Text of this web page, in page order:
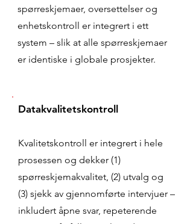
spørreskjemaer, oversettelser og
enhetskontroll er integrert i ett
system – slik at alle spørreskjemaer
er identiske i globale prosjekter.
Datakvalitetskontroll
Kvalitetskontroll er integrert i hele
prosessen og dekker (1)
spørreskjemakvalitet, (2) utvalg og
(3) sjekk av gjennomførte intervjuer –
inkludert åpne svar, repeterende